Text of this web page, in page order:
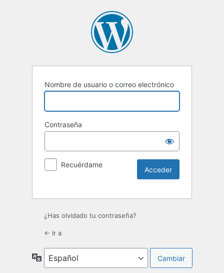
Nombre de usuario o correo electrónico
Contraseña
Recuérdame
¿Has olvidado tu contraseña?
← Ir a
Idioma